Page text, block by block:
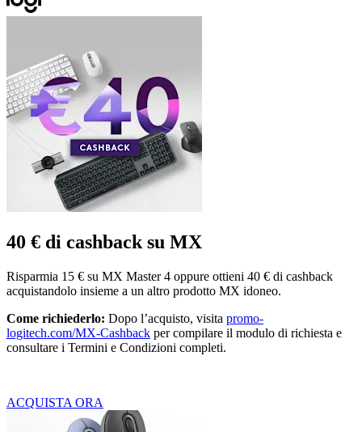
40 € di cashback su MX
Risparmia 15 € su MX Master 4 oppure ottieni 40 € di cashback
acquistandolo insieme a un altro prodotto MX idoneo.
Come richiederlo: Dopo l’acquisto, visita promo-
logitech.com/MX-Cashback per compilare il modulo di richiesta e
consultare i Termini e Condizioni completi.
ACQUISTA ORA